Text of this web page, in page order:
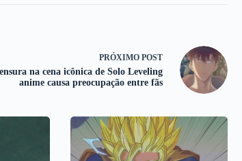
PRÓXIMO POST
na cena icônica de Solo Leveling
anime causa preocupação entre fãs